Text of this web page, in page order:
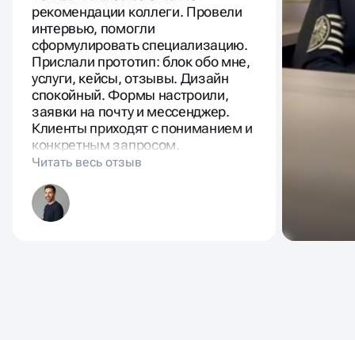
рекомендации коллеги. Провели
интервью, помогли
сформулировать специализацию.
Прислали прототип: блок обо мне,
услуги, кейсы, отзывы. Дизайн
спокойный. Формы настроили,
заявки на почту и мессенджер.
Клиенты приходят с пониманием и
конкретным запросом.